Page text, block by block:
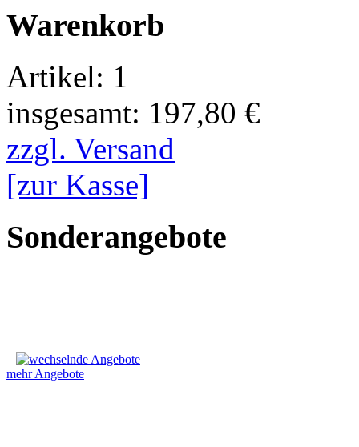
Warenkorb
Artikel: 1
insgesamt: 197,80 €
zzgl. Versand
[zur Kasse]
Sonderangebote
mehr Angebote